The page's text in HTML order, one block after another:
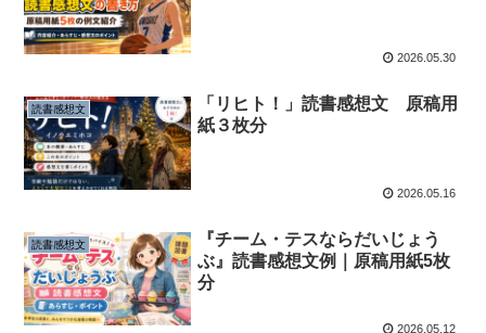
2026.05.30
読書感想文
「リヒト！」読書感想文 原稿用
紙３枚分
2026.05.16
読書感想文
『チーム・テスならだいじょう
ぶ』読書感想文例｜原稿用紙5枚
分
2026.05.12